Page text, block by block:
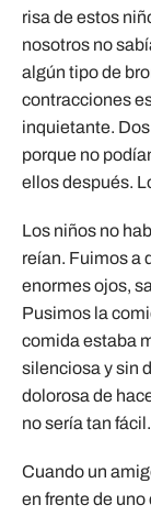
risa de estos
nosotros no
algún tipo de
contracciones
inquietante.
porque no
ellos después.
Los niños no
reían. Fuimos a
enormes ojos,
Pusimos la
comida estaba
silenciosa y sin
dolorosa de
no sería tan fácil.
Cuando un
en frente de uno